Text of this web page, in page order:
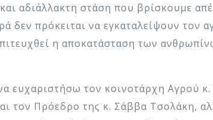
αδιάλλακτη στάση που βρίσκουμε
δεν πρόκειται να εγκαταλείψουν τον
η αποκατάσταση των
ευχαριστήσω τον κοινοτάρχη Αγρού
τον Πρόεδρο της κ. Σάββα Τσολάκη,